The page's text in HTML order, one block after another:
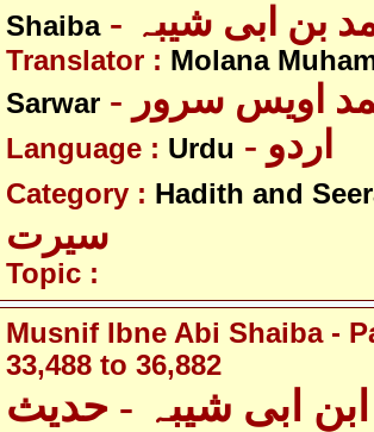
Shaiba
بن ابی شیبہ
Translator : Molana
Sarwar
اویس سرور
Language : Urdu - اردو
Category : Hadith and
سیرت
Topic :
Musnif Ibne Abi Shaiba -
33,488 to 36,882
ابی شیبہ - حدیث